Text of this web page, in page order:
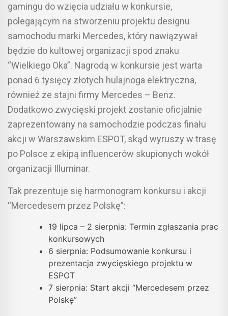
gamingu do wzięcia udziału w konkursie,
polegającym na stworzeniu projektu designu
samochodu marki Mercedes, który nawiązywał
będzie do kultowej organizacji spod znaku
“Wielkiego Oka”. Nagrodą w konkursie jest warta
ponad 6 tysięcy złotych hulajnoga elektryczna,
również ze stajni firmy Mercedes – Benz.
Dodatkowo zwycięski projekt zostanie oficjalnie
zaprezentowany na samochodzie podczas finału
akcji w Warszawskim ESPOT, skąd wyruszy w trasę
po Polsce z ekipą influencerów skupionych wokół
organizacji Illuminar.
Tak prezentuje się harmonogram konkursu i akcji
“Mercedesem przez Polskę”:
19 lipca – 2 sierpnia: Termin zgłaszania prac
konkursowych
6 sierpnia: Podsumowanie konkursu i
prezentacja zwycięskiego projektu w
ESPOT
7 sierpnia: Start akcji “Mercedesem przez
Polskę”